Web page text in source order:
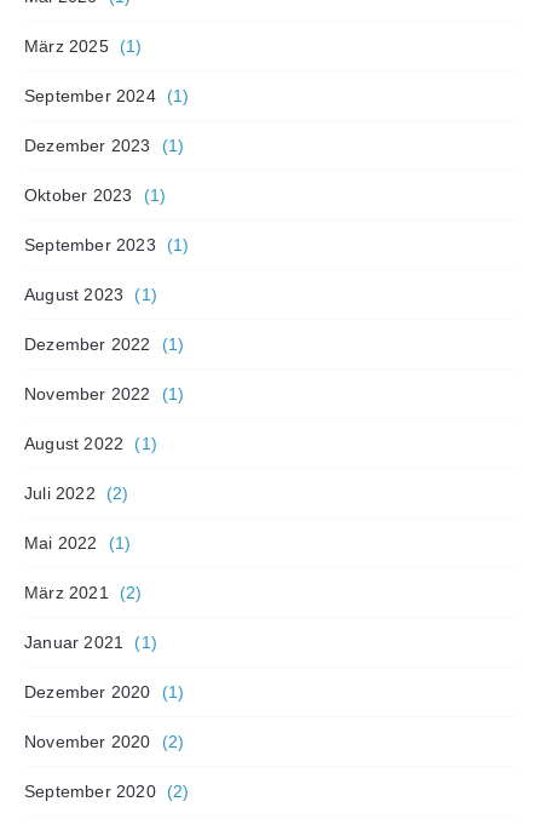
März 2025 (1)
September 2024 (1)
Dezember 2023 (1)
Oktober 2023 (1)
September 2023 (1)
August 2023 (1)
Dezember 2022 (1)
November 2022 (1)
August 2022 (1)
Juli 2022 (2)
Mai 2022 (1)
März 2021 (2)
Januar 2021 (1)
Dezember 2020 (1)
November 2020 (2)
September 2020 (2)